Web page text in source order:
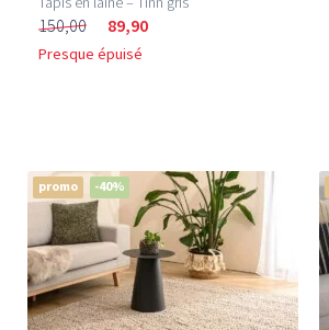
150,00 89,90
Presque épuisé
promo -40%